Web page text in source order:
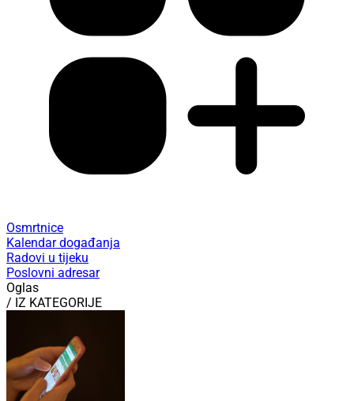
Osmrtnice
Kalendar događanja
Radovi u tijeku
Poslovni adresar
Oglas
/ IZ KATEGORIJE